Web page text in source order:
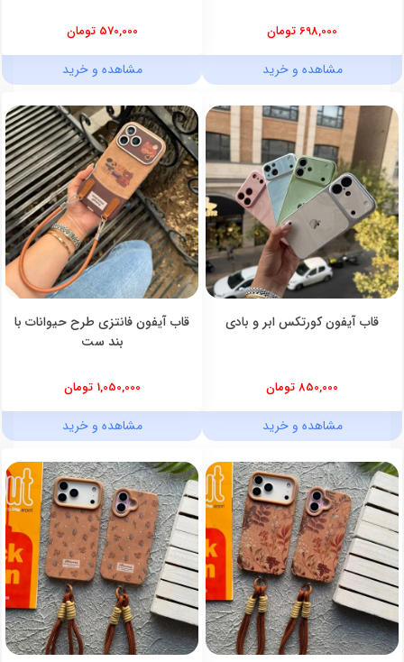
698,000 تومان
مشاهده و خرید
570,000 تومان
مشاهده و خرید
قاب آیفون کورتکس ابر و بادی
850,000 تومان
مشاهده و خرید
قاب آیفون فانتزی طرح حیوانات با
بند ست
1,050,000 تومان
مشاهده و خرید